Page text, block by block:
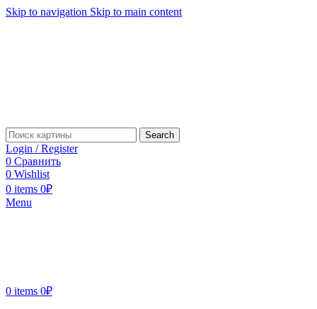
Skip to navigation Skip to main content
Search
Login / Register
0 Сравнить
0 Wishlist
0 items 0₽
Menu
0 items 0₽